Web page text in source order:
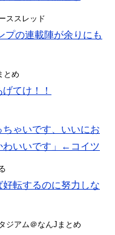
ススレッド
プの連載陣が余りにも
とめ
てけ！！
ゃいです、いいにお
わいいです」←コイツ
転するのに努力しな
ジアム＠なんJまとめ